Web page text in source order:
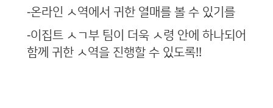
-온라인 ㅅ역에서 귀한 열매를 볼 수 있기를
-이집트 ㅅㄱ부 팀이 더욱 ㅅ령 안에 하나되어
함께 귀한 ㅅ역을 진행할 수 있도록!!